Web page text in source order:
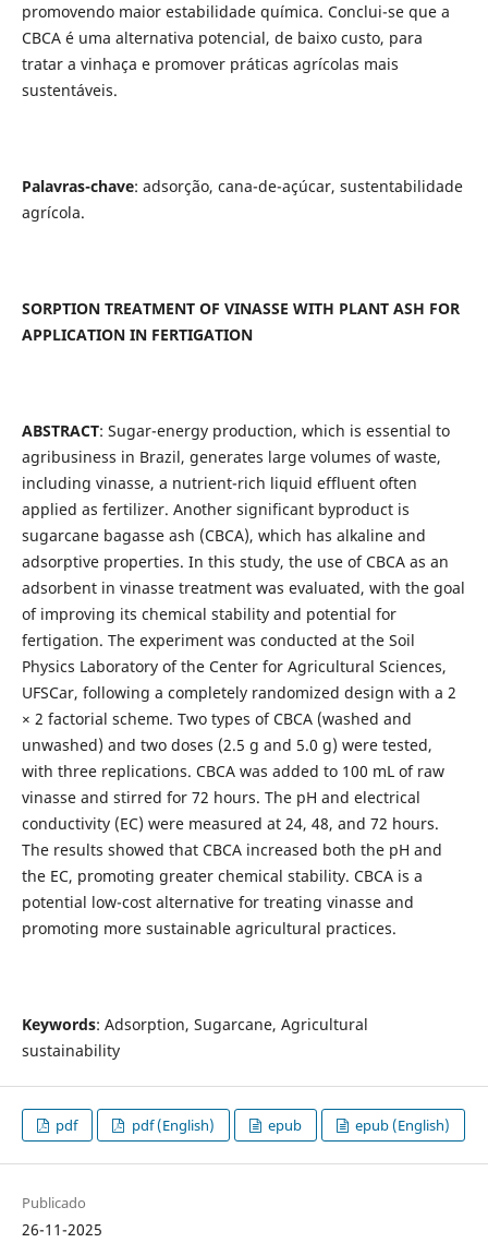
promovendo maior estabilidade química. Conclui-se que a
CBCA é uma alternativa potencial, de baixo custo, para
tratar a vinhaça e promover práticas agrícolas mais
sustentáveis.
Palavras-chave: adsorção, cana-de-açúcar, sustentabilidade
agrícola.
SORPTION TREATMENT OF VINASSE WITH PLANT ASH FOR
APPLICATION IN FERTIGATION
ABSTRACT: Sugar-energy production, which is essential to
agribusiness in Brazil, generates large volumes of waste,
including vinasse, a nutrient-rich liquid effluent often
applied as fertilizer. Another significant byproduct is
sugarcane bagasse ash (CBCA), which has alkaline and
adsorptive properties. In this study, the use of CBCA as an
adsorbent in vinasse treatment was evaluated, with the goal
of improving its chemical stability and potential for
fertigation. The experiment was conducted at the Soil
Physics Laboratory of the Center for Agricultural Sciences,
UFSCar, following a completely randomized design with a 2
× 2 factorial scheme. Two types of CBCA (washed and
unwashed) and two doses (2.5 g and 5.0 g) were tested,
with three replications. CBCA was added to 100 mL of raw
vinasse and stirred for 72 hours. The pH and electrical
conductivity (EC) were measured at 24, 48, and 72 hours.
The results showed that CBCA increased both the pH and
the EC, promoting greater chemical stability. CBCA is a
potential low-cost alternative for treating vinasse and
promoting more sustainable agricultural practices.
Keywords: Adsorption, Sugarcane, Agricultural
sustainability
pdf pdf (English) epub epub (English)
Publicado
26-11-2025